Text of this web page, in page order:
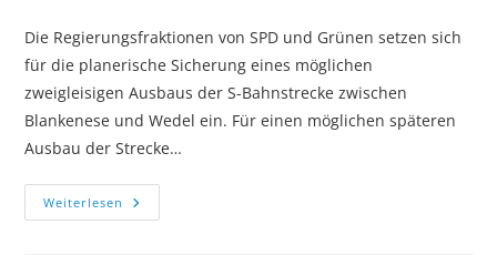
Die Regierungsfraktionen von SPD und Grünen setzen sich
für die planerische Sicherung eines möglichen
zweigleisigen Ausbaus der S-Bahnstrecke zwischen
Blankenese und Wedel ein. Für einen möglichen späteren
Ausbau der Strecke…
Weiterlesen Ganztags
Im